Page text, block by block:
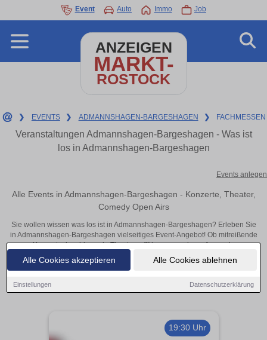
Alle Cookies akzeptieren Alle Cookies ablehnen
Einstellungen Datenschutzerklärung
Event Auto Immo Job
ANZEIGEN
MARKT-
ROSTOCK
❯ EVENTS ❯ ADMANNSHAGEN-BARGESHAGEN ❯ FACHMESSEN
Veranstaltungen Admannshagen-Bargeshagen - Was ist
los in Admannshagen-Bargeshagen
Events anlegen
Alle Events in Admannshagen-Bargeshagen - Konzerte, Theater,
Comedy Open Airs
Sie wollen wissen was los ist in Admannshagen-Bargeshagen? Erleben Sie
in Admannshagen-Bargeshagen vielseitiges Event-Angebot! Ob mitreißende
Konzerte, inspirierende Theateraufführungen oder aufregende
Veranstaltungen in Admannshagen-Bargeshagen – hier finden alles im
Überblick und Tickets.
19:30 Uhr